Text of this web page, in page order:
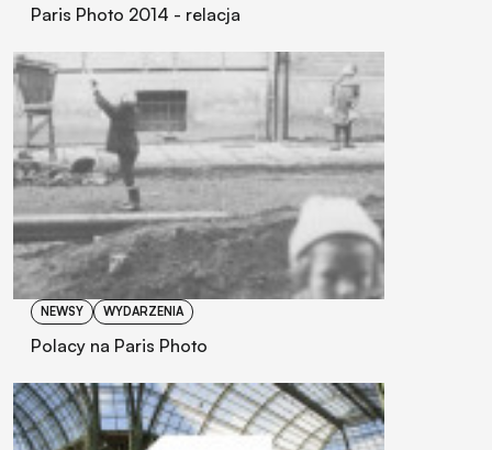
Paris Photo 2014 - relacja
NEWSY WYDARZENIA
Polacy na Paris Photo